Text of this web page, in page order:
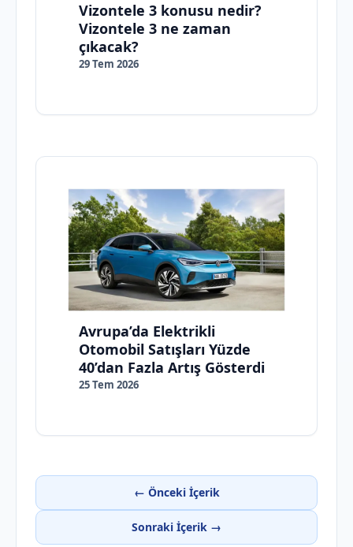
Vizontele 3 konusu nedir?
Vizontele 3 ne zaman
çıkacak?
29 Tem 2026
Avrupa’da Elektrikli
Otomobil Satışları Yüzde
40’dan Fazla Artış Gösterdi
25 Tem 2026
← Önceki İçerik
Sonraki İçerik →